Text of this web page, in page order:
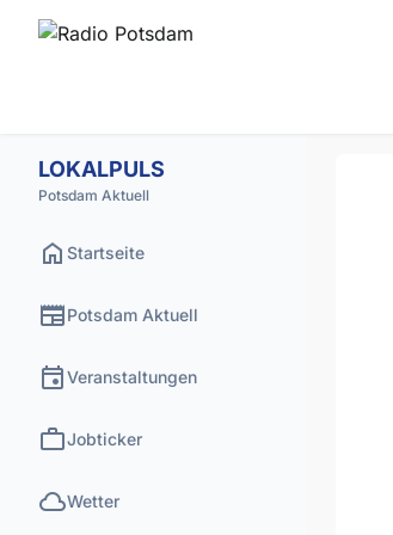
LOKALPULS
Potsdam Aktuell
home Startseite
newspaperPotsdam Aktuell
eventVeranstaltungen
workJobticker
cloudWetter